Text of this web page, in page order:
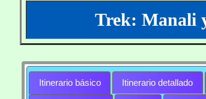
Trek: Manali
Itinerario básico Itinerario detallado